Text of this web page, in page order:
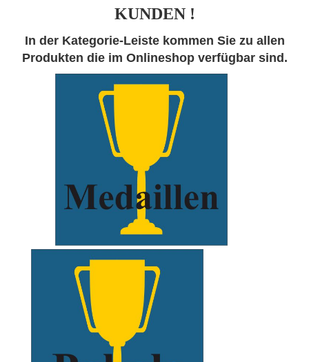
KUNDEN !
In der Kategorie-Leiste kommen Sie zu allen
Produkten die im Onlineshop verfügbar sind.